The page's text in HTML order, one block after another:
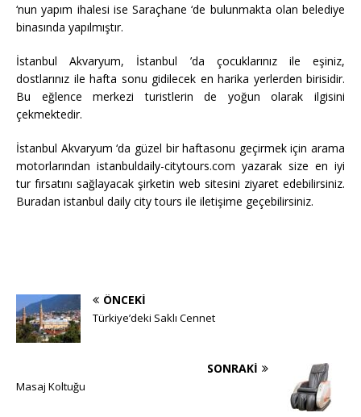
‘nun yapım ihalesi ise Saraçhane ‘de bulunmakta olan belediye
binasında yapılmıştır.
İstanbul Akvaryum, İstanbul ’da çocuklarınız ile eşiniz,
dostlarınız ile hafta sonu gidilecek en harika yerlerden birisidir.
Bu eğlence merkezi turistlerin de yoğun olarak ilgisini
çekmektedir.
İstanbul Akvaryum ‘da güzel bir haftasonu geçirmek için arama
motorlarından istanbuldaily-citytours.com yazarak size en iyi
tur fırsatını sağlayacak şirketin web sitesini ziyaret edebilirsiniz.
Buradan istanbul daily city tours ile iletişime geçebilirsiniz.
ÖNCEKI
Türkiye’deki Saklı Cennet
SONRAKI
Masaj Koltuğu